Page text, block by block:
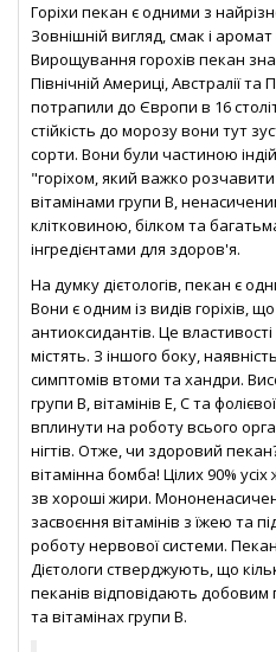
Горіхи пекан є одними з
Зовнішній вигляд, смак і
Вирощування горохів пекан
Північній Америці, Австралії та
потрапили до Європи в 16
стійкість до морозу вони тут
сорти. Вони були частиною
"горіхом, який важко
вітамінами групи В,
клітковиною, білком та
інгредієнтами для здоров'я.
На думку дієтологів, пекан є
Вони є одним із видів горіхів,
антиоксидантів. Це
містять. З іншого боку,
симптомів втоми та хандри.
групи В, вітамінів Е, С та
вплинути на роботу всього
нігтів. Отже, чи здоровий
вітамінна бомба! Цілих 90%
зв хороші жири.
засвоєння вітамінів з їжею та
роботу нервової системи.
Дієтологи стверджують, що
пеканів відповідають
та вітамінах групи В.